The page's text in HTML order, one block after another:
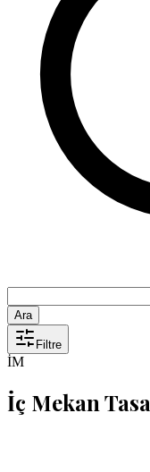
Ara
Filtre
İM
İç Mekan